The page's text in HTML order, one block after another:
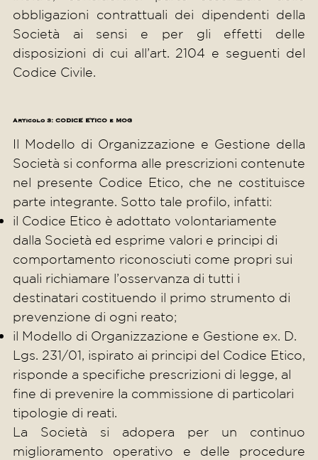
obbligazioni contrattuali dei dipendenti della
Società ai sensi e per gli effetti delle
disposizioni di cui all’art. 2104 e seguenti del
Codice Civile.
Articolo 3: CODICE ETICO e MOG
Il Modello di Organizzazione e Gestione della
Società si conforma alle prescrizioni contenute
nel presente Codice Etico, che ne costituisce
parte integrante. Sotto tale profilo, infatti:
il Codice Etico è adottato volontariamente
dalla Società ed esprime valori e principi di
comportamento riconosciuti come propri sui
quali richiamare l’osservanza di tutti i
destinatari costituendo il primo strumento di
prevenzione di ogni reato;
il Modello di Organizzazione e Gestione ex. D.
Lgs. 231/01, ispirato ai principi del Codice Etico,
risponde a specifiche prescrizioni di legge, al
fine di prevenire la commissione di particolari
tipologie di reati.
La Società si adopera per un continuo
miglioramento operativo e delle procedure